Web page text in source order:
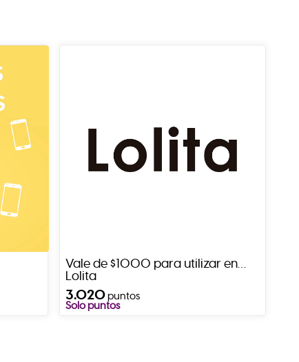
Vale de $1000 para utilizar en
Lolita
3.020puntos
Solo puntos